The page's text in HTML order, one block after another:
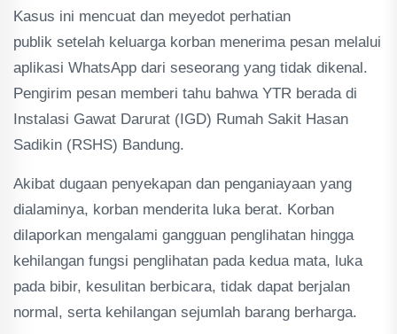
Kasus ini mencuat dan meyedot perhatian
publik setelah keluarga korban menerima pesan melalui
aplikasi WhatsApp dari seseorang yang tidak dikenal.
Pengirim pesan memberi tahu bahwa YTR berada di
Instalasi Gawat Darurat (IGD) Rumah Sakit Hasan
Sadikin (RSHS) Bandung.
Akibat dugaan penyekapan dan penganiayaan yang
dialaminya, korban menderita luka berat. Korban
dilaporkan mengalami gangguan penglihatan hingga
kehilangan fungsi penglihatan pada kedua mata, luka
pada bibir, kesulitan berbicara, tidak dapat berjalan
normal, serta kehilangan sejumlah barang berharga.